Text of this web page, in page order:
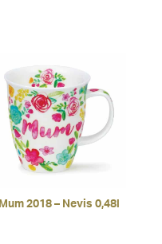
Mum 2018 – Nevis 0,48l